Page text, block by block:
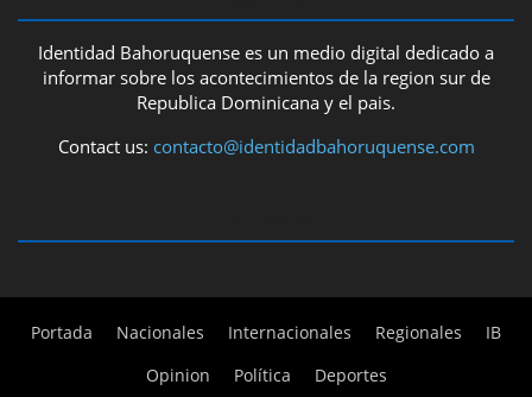
Identidad Bahoruquense es un medio digital dedicado a
informar sobre los acontecimientos de la region sur de
Republica Dominicana y el pais.
Contact us: contacto@identidadbahoruquense.com
Portada Nacionales Internacionales Regionales
IB
Opinion
Política Deportes